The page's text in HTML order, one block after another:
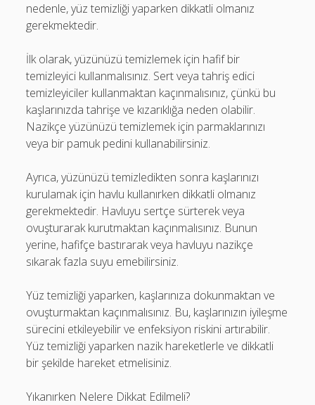
nedenle, yüz temizliği yaparken dikkatli olmanız
gerekmektedir.
İlk olarak, yüzünüzü temizlemek için hafif bir
temizleyici kullanmalısınız. Sert veya tahriş edici
temizleyiciler kullanmaktan kaçınmalısınız, çünkü bu
kaşlarınızda tahrişe ve kızarıklığa neden olabilir.
Nazikçe yüzünüzü temizlemek için parmaklarınızı
veya bir pamuk pedini kullanabilirsiniz.
Ayrıca, yüzünüzü temizledikten sonra kaşlarınızı
kurulamak için havlu kullanırken dikkatli olmanız
gerekmektedir. Havluyu sertçe sürterek veya
ovuşturarak kurutmaktan kaçınmalısınız. Bunun
yerine, hafifçe bastırarak veya havluyu nazikçe
sıkarak fazla suyu emebilirsiniz.
Yüz temizliği yaparken, kaşlarınıza dokunmaktan ve
ovuşturmaktan kaçınmalısınız. Bu, kaşlarınızın iyileşme
sürecini etkileyebilir ve enfeksiyon riskini artırabilir.
Yüz temizliği yaparken nazik hareketlerle ve dikkatli
bir şekilde hareket etmelisiniz.
Yıkanırken Nelere Dikkat Edilmeli?